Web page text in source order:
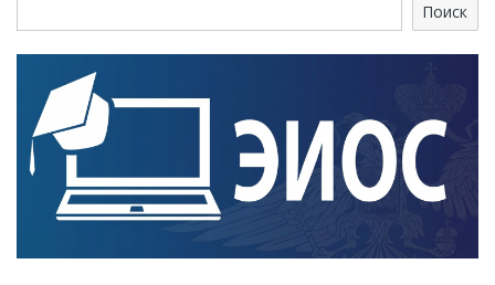
Поиск